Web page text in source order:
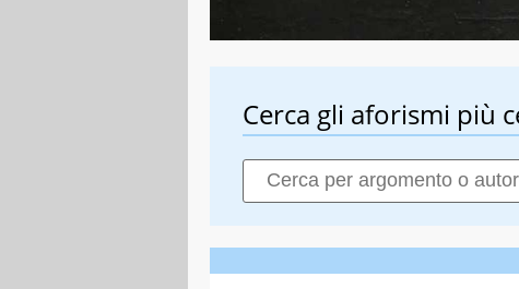
Cerca gli aforismi più